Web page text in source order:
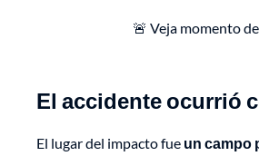
🚨 Veja momento
El accidente ocurrió
El lugar del impacto fue un campo